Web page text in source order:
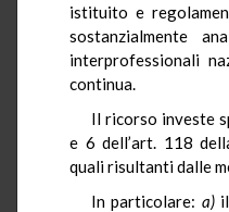
istituito e
sostanzialmente
interprofessionali
continua.
Il ricorso investe
e 6 dell’art. 118
quali risultanti dalle
In particolare: a)il